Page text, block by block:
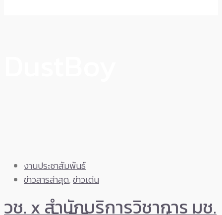
งานประชาสัมพันธ์
ข่าวสารล่าสุด,ข่าวเด่น
วช. x สำนักบริการวิชาการ มช.